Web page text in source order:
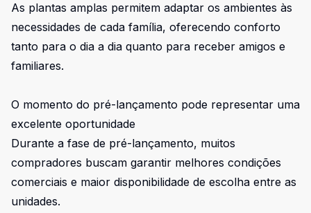
As plantas amplas permitem adaptar os ambientes às
necessidades de cada família, oferecendo conforto
tanto para o dia a dia quanto para receber amigos e
familiares.
O momento do pré-lançamento pode representar uma
excelente oportunidade
Durante a fase de pré-lançamento, muitos
compradores buscam garantir melhores condições
comerciais e maior disponibilidade de escolha entre as
unidades.